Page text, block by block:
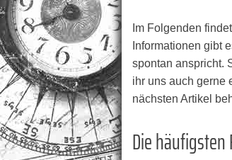
Im Folgenden
Informationen gibt
spontan anspricht.
ihr uns auch gerne
nächsten Artikel
Die häufigsten